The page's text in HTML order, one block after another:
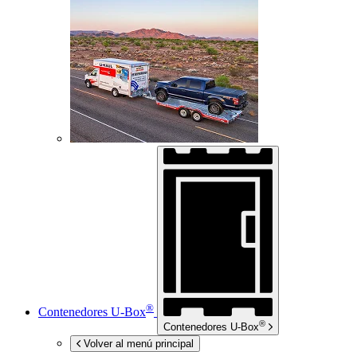
Contenedores U-Box®
Contenedores U-Box®
Volver al menú principal